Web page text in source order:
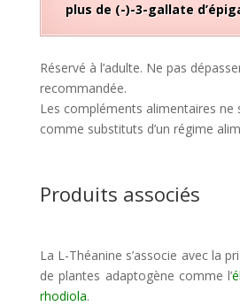
plus de (-)-3-gallate
Réservé à l’adulte. Ne pas
recommandée.
Les compléments alimentaires ne
comme substituts d’un régime
Produits associés
La L-Théanine s’associe avec la
de plantes adaptogène comme l’
rhodiola.